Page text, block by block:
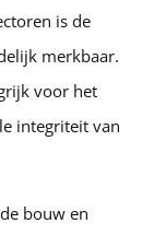
is de
merkbaar.
voor het
integriteit van
bouw en